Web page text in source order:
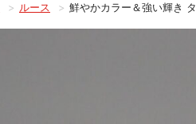
ルース 鮮やかカラー＆強い輝き